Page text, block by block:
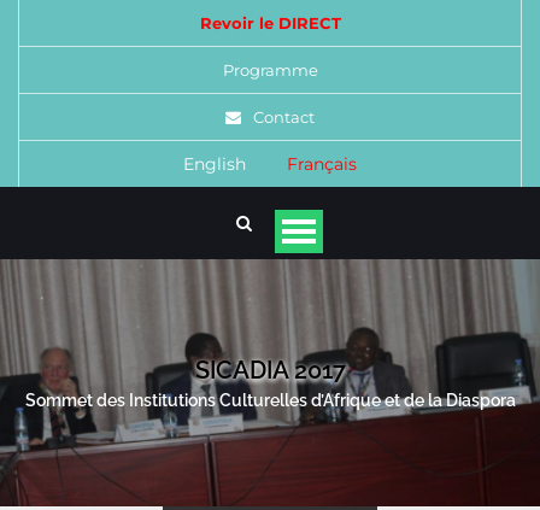
Revoir le DIRECT
Programme
Contact
English Français
SICADIA 2017
Sommet des Institutions Culturelles d’Afrique et de la Diaspora